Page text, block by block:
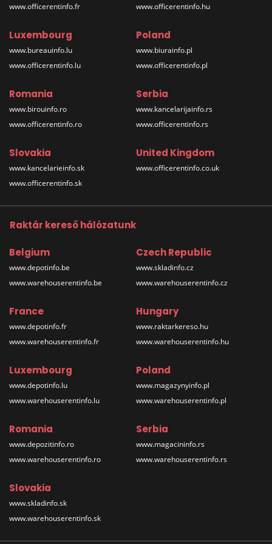
www.officerentinfo.fr www.officerentinfo.hu
Luxembourg
www.bureauinfo.lu
www.officerentinfo.lu
Poland
www.biurainfo.pl
www.officerentinfo.pl
Romania
www.birouinfo.ro
www.officerentinfo.ro
Serbia
www.kancelarijainfo.rs
www.officerentinfo.rs
Slovakia
www.kancelarieinfo.sk
www.officerentinfo.sk
United Kingdom
www.officerentinfo.co.uk
Raktár kereső hálózatunk
Belgium
www.depotinfo.be
www.warehouserentinfo.be
Czech Republic
www.skladinfo.cz
www.warehouserentinfo.cz
France
www.depotinfo.fr
www.warehouserentinfo.fr
Hungary
www.raktarkereso.hu
www.warehouserentinfo.hu
Luxembourg
www.depotinfo.lu
www.warehouserentinfo.lu
Poland
www.magazynyinfo.pl
www.warehouserentinfo.pl
Romania
www.depozitinfo.ro
www.warehouserentinfo.ro
Serbia
www.magacininfo.rs
www.warehouserentinfo.rs
Slovakia
www.skladinfo.sk
www.warehouserentinfo.sk